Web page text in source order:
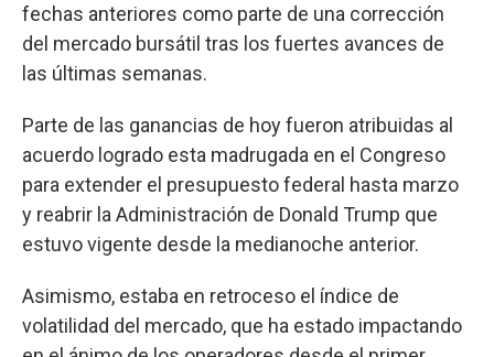
fechas anteriores como parte de una corrección
del mercado bursátil tras los fuertes avances de
las últimas semanas.
Parte de las ganancias de hoy fueron atribuidas al
acuerdo logrado esta madrugada en el Congreso
para extender el presupuesto federal hasta marzo
y reabrir la Administración de Donald Trump que
estuvo vigente desde la medianoche anterior.
Asimismo, estaba en retroceso el índice de
volatilidad del mercado, que ha estado impactando